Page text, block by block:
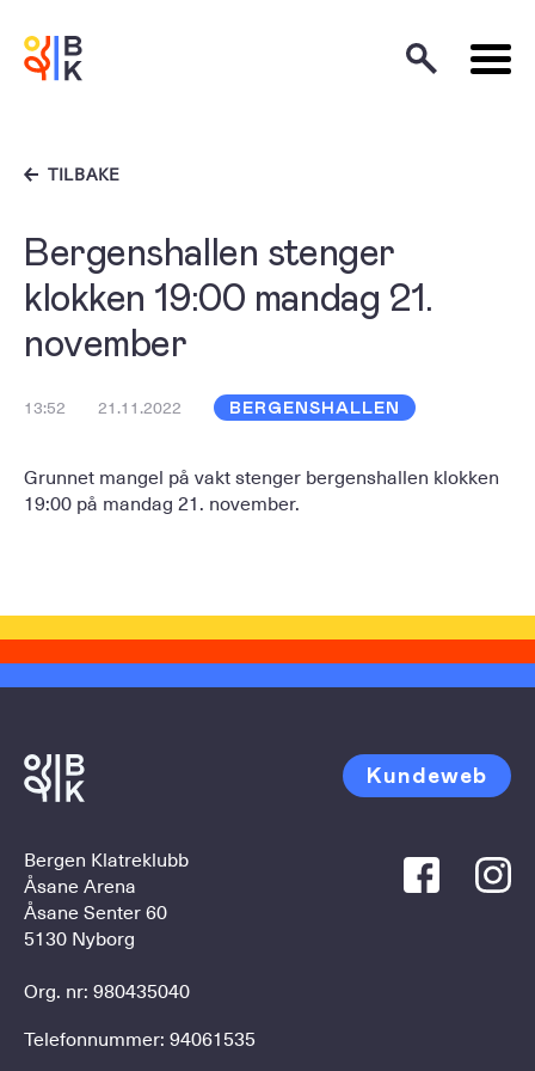
TILBAKE
Bergenshallen stenger
klokken 19:00 mandag 21.
november
13:52 21.11.2022 BERGENSHALLEN
Grunnet mangel på vakt stenger bergenshallen klokken
19:00 på mandag 21. november.
Bergen Klatreklubb
Åsane Arena
Åsane Senter 60
5130 Nyborg
Org. nr: 980435040
Telefonnummer: 94061535
Kundeweb